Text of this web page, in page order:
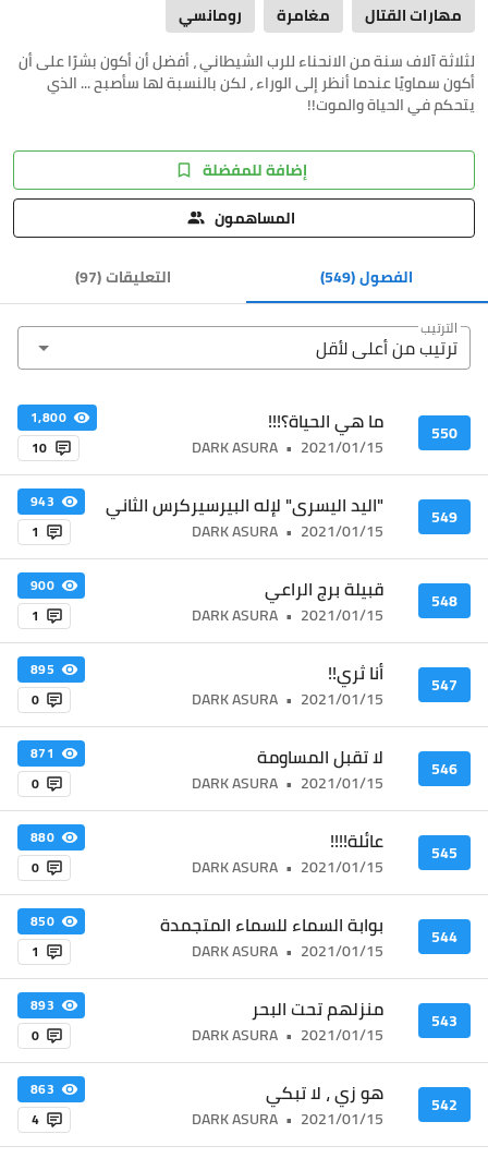
مهارات القتال
مغامرة
رومانسي
لثلاثة آلاف سنة من الانحناء للرب الشيطاني ، أفضل أن أكون بشرًا على أن
أكون سماويًا عندما أنظر إلى الوراء ، لكن بالنسبة لها سأصبح ... الذي
يتحكم في الحياة والموت!!
إضافة للمفضلة
المساهمون
الفصول(549) التعليقات(
97
)
الترتيب
ترتيب من أعلى ﻷقل
550 ما هي الحياة؟!!!
2021/01/15
•
DARK ASURA
1,800
10
549 "اليد اليسرى" لإله البيرسيركرس الثاني
2021/01/15
•
DARK ASURA
943
1
548 قبيلة برج الراعي
2021/01/15
•
DARK ASURA
900
1
547 أنا ثري!!
2021/01/15
•
DARK ASURA
895
0
546 لا تقبل المساومة
2021/01/15
•
DARK ASURA
871
0
545 عائلة!!!!
2021/01/15
•
DARK ASURA
880
0
544 بوابة السماء للسماء المتجمدة
2021/01/15
•
DARK ASURA
850
1
543 منزلهم تحت البحر
2021/01/15
•
DARK ASURA
893
0
542 هو زي ، لا تبكي
2021/01/15
•
DARK ASURA
863
4